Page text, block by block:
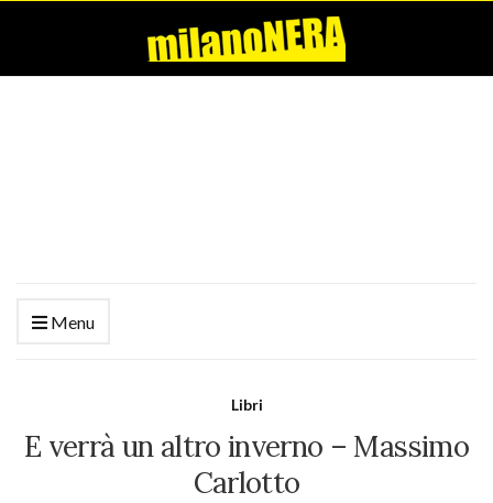
Menu
Libri
E verrà un altro inverno – Massimo
Carlotto